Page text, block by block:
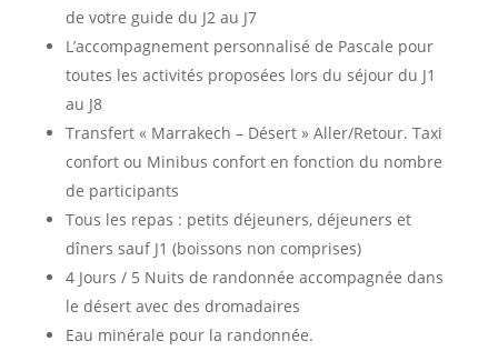
de votre guide du J2 au J7
L’accompagnement personnalisé de Pascale pour
toutes les activités proposées lors du séjour du J1
au J8
Transfert « Marrakech – Désert » Aller/Retour. Taxi
confort ou Minibus confort en fonction du nombre
de participants
Tous les repas : petits déjeuners, déjeuners et
dîners sauf J1 (boissons non comprises)
4 Jours / 5 Nuits de randonnée accompagnée dans
le désert avec des dromadaires
Eau minérale pour la randonnée.